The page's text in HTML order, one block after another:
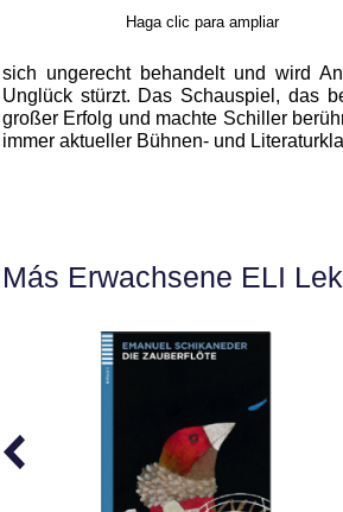
Haga clic para ampliar
sich ungerecht behandelt und wird
Unglück stürzt. Das Schauspiel, das
großer Erfolg und machte Schiller
immer aktueller Bühnen- und
Más Erwachsene ELI